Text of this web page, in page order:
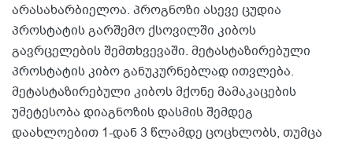
არასახარბიელოა. პროგნოზი ასევე ცუდია
პროსტატის გარშემო ქსოვილში კიბოს
გავრცელების შემთხვევაში. მეტასტაზირებული
პროსტატის კიბო განუკურნებლად ითვლება.
მეტასტაზირებული კიბოს მქონე მამაკაცების
უმეტესობა დიაგნოზის დასმის შემდეგ
დაახლოებით 1-დან 3 წლამდე ცოცხლობს, თუმცა